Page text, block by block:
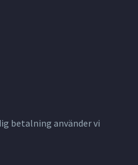
betalning använder vi